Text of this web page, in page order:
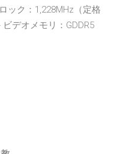
ック：1,228MHz（定格
デオメモリ：GDDR5